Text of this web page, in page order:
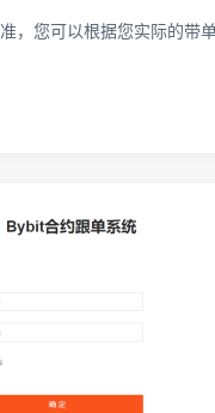
，您可以根据您实际的带